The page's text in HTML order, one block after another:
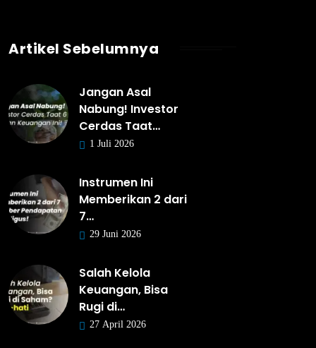
Artikel Sebelumnya
Jangan Asal
Nabung! Investor
Cerdas Taat…
1 Juli 2026
Instrumen Ini
Memberikan 2 dari
7…
29 Juni 2026
Salah Kelola
Keuangan, Bisa
Rugi di…
27 April 2026